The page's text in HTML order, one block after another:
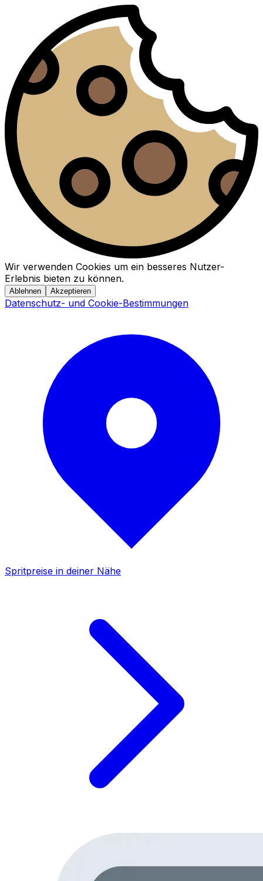
Wir verwenden Cookies um ein besseres Nutzer-
Erlebnis bieten zu können.
Ablehnen Akzeptieren
Datenschutz- und Cookie-Bestimmungen
Spritpreise in deiner Nähe